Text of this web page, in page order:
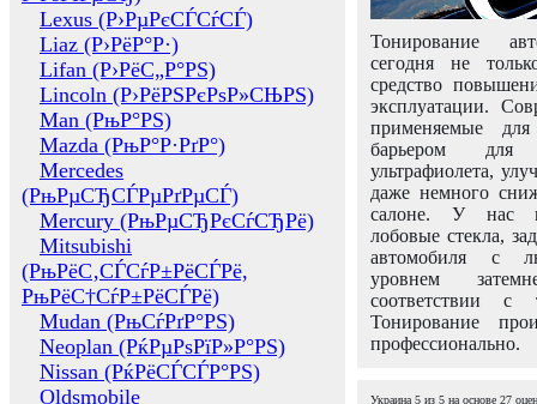
Lexus (Р›РµРєСЃСѓСЃ)
Liaz (Р›РёР°Р·)
Lifan (Р›РёС„Р°РЅ)
Lincoln (Р›РёРЅРєРѕР»СЊРЅ)
Man (РњР°РЅ)
Mazda (РњР°Р·РґР°)
Mercedes
(РњРµСЂСЃРµРґРµСЃ)
Mercury (РњРµСЂРєСѓСЂРё)
Mitsubishi
(РњРёС‚СЃСѓР±РёСЃРё,
РњРёС†СѓР±РёСЃРё)
Mudan (РњСѓРґР°РЅ)
Neoplan (РќРµРѕРїР»Р°РЅ)
Nissan (РќРёСЃСЃР°РЅ)
Oldsmobile
Тонирование
сегодня не
средство
эксплуатации.
применяемые
барьером для
ультрафиолета,
даже немного
салоне. У нас
лобовые стекла,
автомобиля с
уровнем
соответствии с
Тонирование
профессионально.
Украина 5 из 5 на основе 27